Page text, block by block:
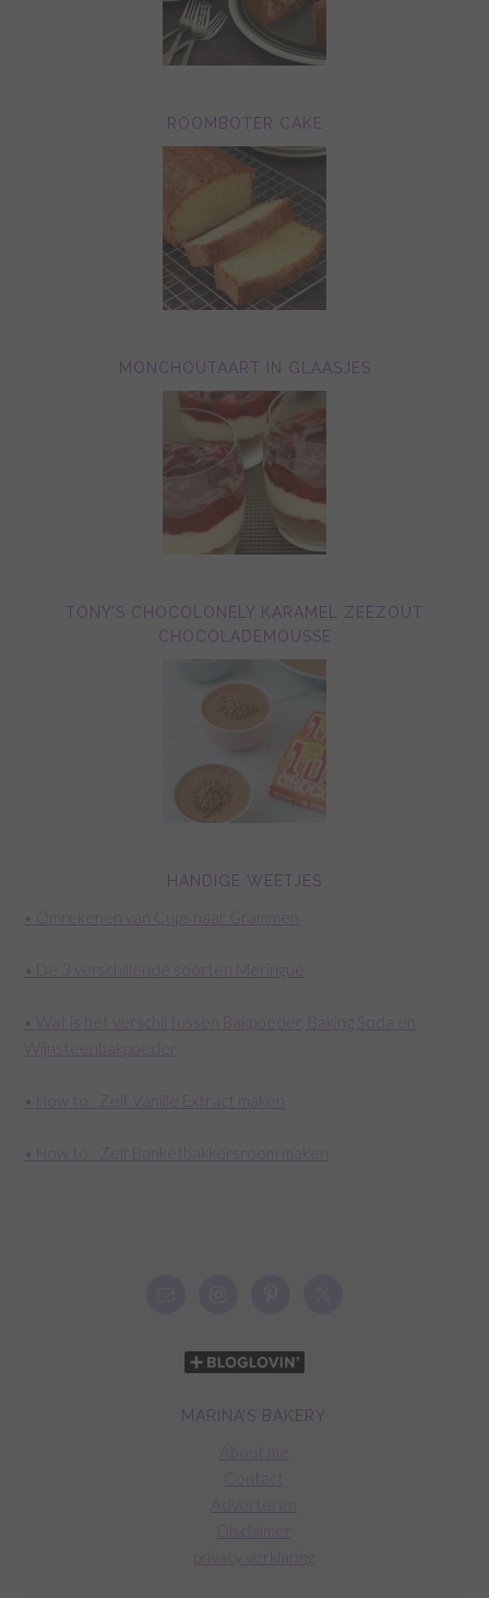
ROOMBOTER CAKE
MONCHOUTAART IN GLAASJES
TONY’S CHOCOLONELY KARAMEL ZEEZOUT
CHOCOLADEMOUSSE
HANDIGE WEETJES
• Omrekenen van Cups naar Grammen
• De 3 verschillende soorten Meringue
• Wat is het verschil tussen Bakpoeder, Baking Soda en
• How to : Zelf Vanille Extract maken
• How to : Zelf Banketbakkersroom maken
MARINA’S BAKERY